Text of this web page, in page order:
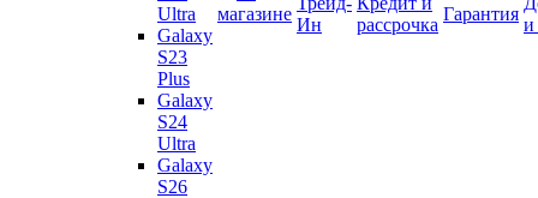
Ultra
Galaxy
S23
Plus
Galaxy
S24
Ultra
Galaxy
S26
магазине
Ин
рассрочка
Гарантия
и